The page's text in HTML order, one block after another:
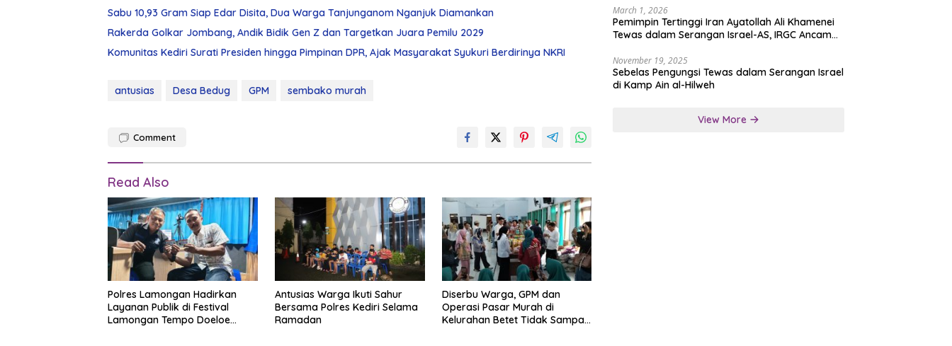
Sabu 10,93 Gram Siap Edar Disita, Dua Warga Tanjunganom Nganjuk Diamankan
Rakerda Golkar Jombang, Andik Bidik Gen Z dan Targetkan Juara Pemilu 2029
Komunitas Kediri Surati Presiden hingga Pimpinan DPR, Ajak Masyarakat Syukuri Berdirinya NKRI
antusias Desa Bedug GPM sembako murah
Comment
Read Also
Polres Lamongan Hadirkan
Layanan Publik di Festival
Lamongan Tempo Doeloe
Antusias Warga Ikuti Sahur
Bersama Polres Kediri Selama
Ramadan
Diserbu Warga, GPM dan
Operasi Pasar Murah di
Kelurahan Betet Tidak Sampai
March 1, 2026
Pemimpin Tertinggi Iran Ayatollah Ali Khamenei
Tewas dalam Serangan Israel-AS, IRGC Ancam
November 19, 2025
Sebelas Pengungsi Tewas dalam Serangan Israel
di Kamp Ain al-Hilweh
View More